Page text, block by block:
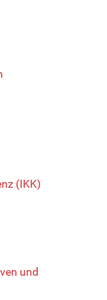
(IKK)
und